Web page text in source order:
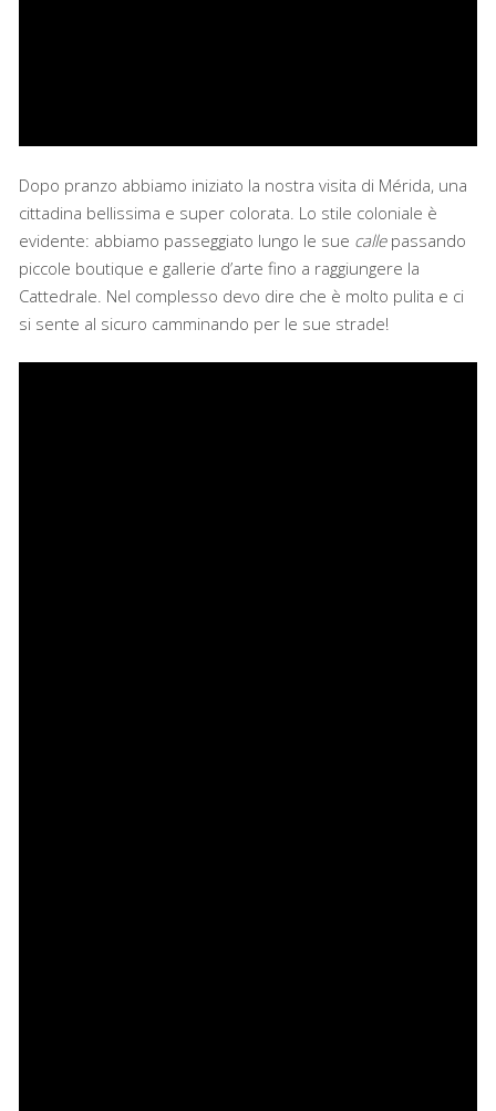
Dopo pranzo abbiamo iniziato la nostra visita di Mérida, una
cittadina bellissima e super colorata. Lo stile coloniale è
evidente: abbiamo passeggiato lungo le sue callepassando
piccole boutique e gallerie d’arte fino a raggiungere la
Cattedrale. Nel complesso devo dire che è molto pulita e ci
si sente al sicuro camminando per le sue strade!